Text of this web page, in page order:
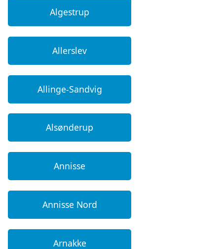
Algestrup
Allerslev
Allinge-Sandvig
Alsønderup
Annisse
Annisse Nord
Arnakke